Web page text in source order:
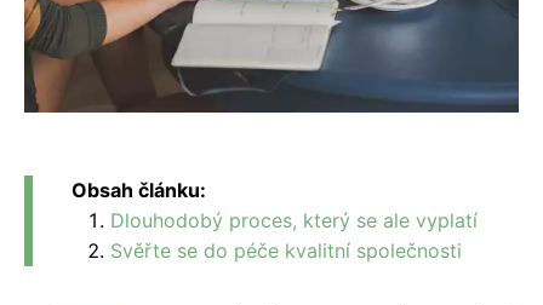
Obsah článku:
Dlouhodobý proces, který se ale vyplatí
Svěřte se do péče kvalitní společnosti